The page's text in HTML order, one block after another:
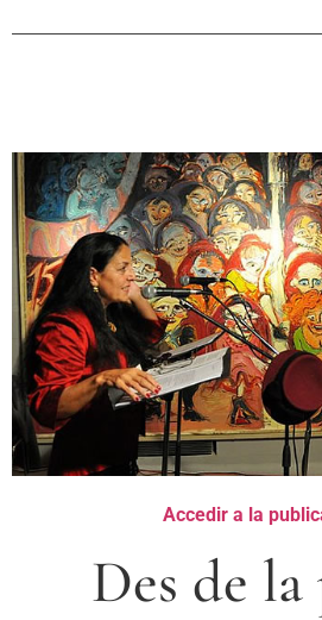
Accedir a la
Des de la